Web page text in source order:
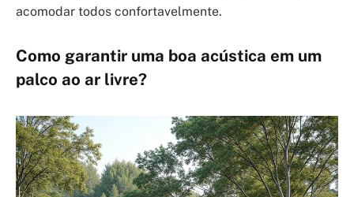
acomodar todos confortavelmente.
Como garantir uma boa acústica em um
palco ao ar livre?